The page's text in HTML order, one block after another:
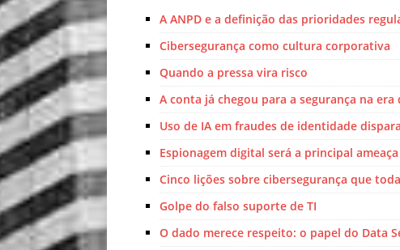
A ANPD e a definição das prioridades
Cibersegurança como cultura corporativa
Quando a pressa vira risco
A conta já chegou para a segurança na era
Uso de IA em fraudes de identidade
Espionagem digital será a principal
Cinco lições sobre cibersegurança que
Golpe do falso suporte de TI
O dado merece respeito: o papel do Data